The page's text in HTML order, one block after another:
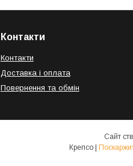
Контакти
Контакти
Доставка і оплата
Повернення та обмін
Сайт
Крепсо |